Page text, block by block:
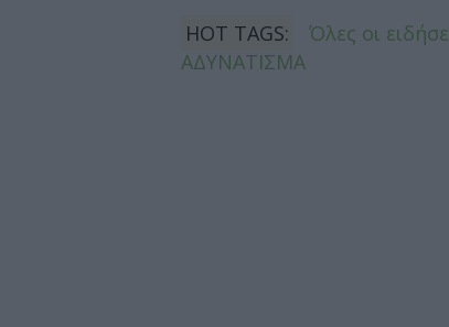
HOT TAGS: Όλες οι
ΑΔΥΝΑΤΙΣΜΑ